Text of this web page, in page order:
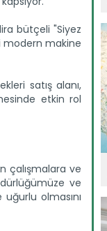
bütçeli "Siyez
modern makine
satış alanı,
etkin rol
çalışmalara ve
ve
olmasını